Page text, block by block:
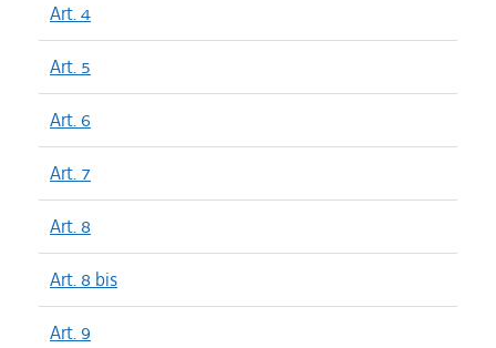
Art. 4
Art. 5
Art. 6
Art. 7
Art. 8
Art. 8 bis
Art. 9